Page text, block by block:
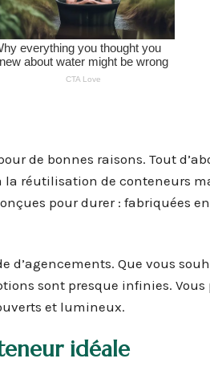
de bonnes raisons. Tout
réutilisation de conteneurs
pour durer : fabriquées
Que vous
sont presque infinies.
et lumineux.
idéale